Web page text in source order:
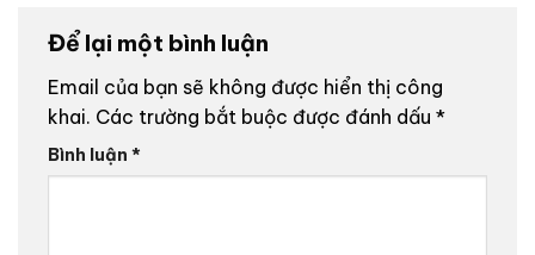
Để lại một bình luận
Email của bạn sẽ không được hiển thị công
khai. Các trường bắt buộc được đánh dấu *
Bình luận *